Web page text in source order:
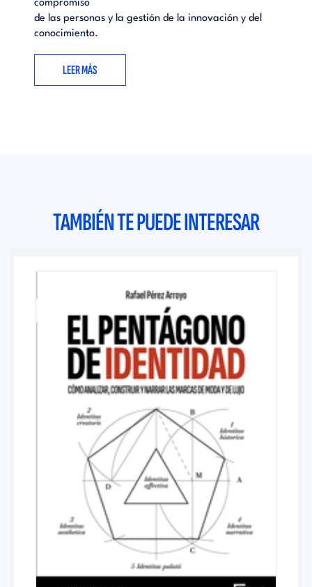
compromiso
de las personas y la gestión de la innovación y del
conocimiento.
LEER MÁS
TAMBIÉN TE PUEDE INTERESAR